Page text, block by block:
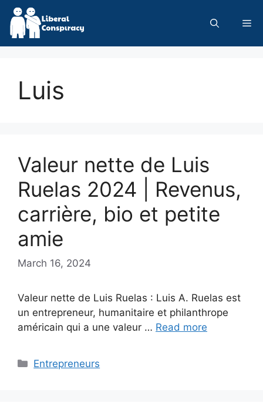
Skip
content
Luis
Valeur nette de Luis
Ruelas 2024 | Revenus,
carrière, bio et petite
amie
March 16, 2024
Valeur nette de Luis Ruelas : Luis A. Ruelas est
un entrepreneur, humanitaire et philanthrope
américain qui a une valeur … Read more
Categories
Entrepreneurs